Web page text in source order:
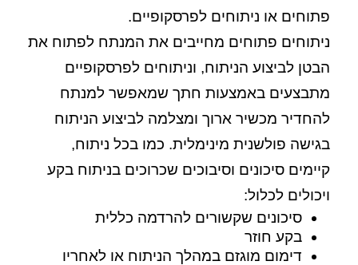
פתוחים או ניתוחים לפרסקופיים.
ניתוחים פתוחים מחייבים את המנתח לפתוח את
הבטן לביצוע הניתוח, וניתוחים לפרסקופיים
מתבצעים באמצעות חתך שמאפשר למנתח
להחדיר מכשיר ארוך ומצלמה לביצוע הניתוח
בגישה פולשנית מינימלית. כמו בכל ניתוח,
קיימים סיכונים וסיבוכים שכרוכים בניתוח בקע
ויכולים לכלול:
סיכונים שקשורים להרדמה כללית
בקע חוזר
דימום מוגזם במהלך הניתוח או לאחריו